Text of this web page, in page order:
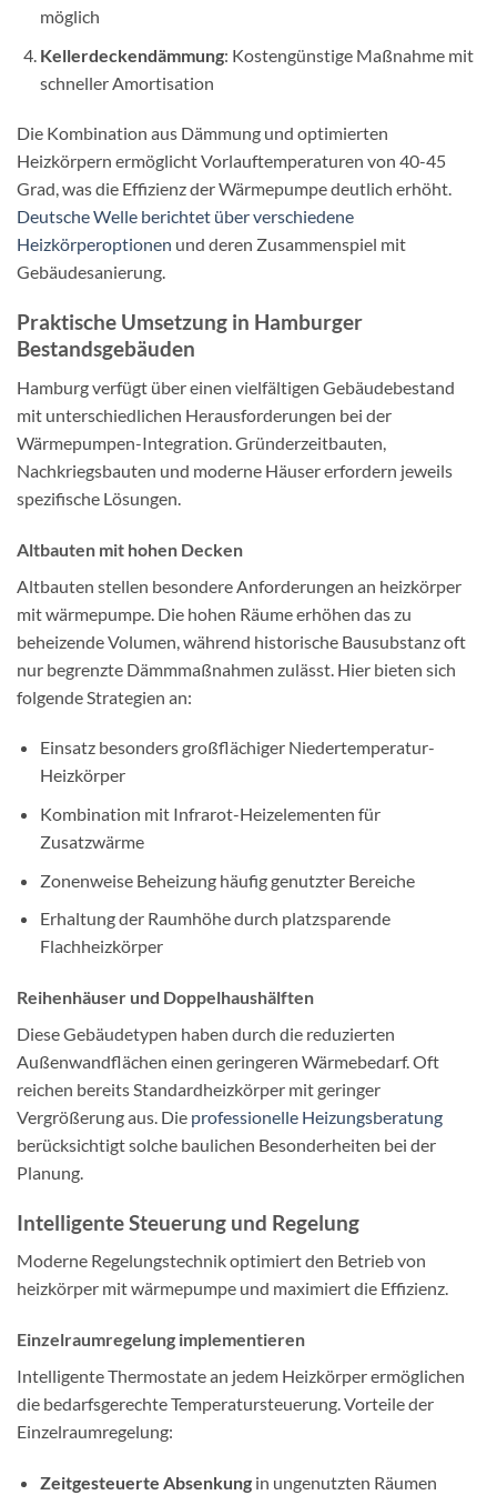
möglich
Kellerdeckendämmung: Kostengünstige Maßnahme mit
schneller Amortisation
Die Kombination aus Dämmung und optimierten
Heizkörpern ermöglicht Vorlauftemperaturen von 40-45
Grad, was die Effizienz der Wärmepumpe deutlich erhöht.
Deutsche Welle berichtet über verschiedene
Heizkörperoptionen und deren Zusammenspiel mit
Gebäudesanierung.
Praktische Umsetzung in Hamburger
Bestandsgebäuden
Hamburg verfügt über einen vielfältigen Gebäudebestand
mit unterschiedlichen Herausforderungen bei der
Wärmepumpen-Integration. Gründerzeitbauten,
Nachkriegsbauten und moderne Häuser erfordern jeweils
spezifische Lösungen.
Altbauten mit hohen Decken
Altbauten stellen besondere Anforderungen an heizkörper
mit wärmepumpe. Die hohen Räume erhöhen das zu
beheizende Volumen, während historische Bausubstanz oft
nur begrenzte Dämmmaßnahmen zulässt. Hier bieten sich
folgende Strategien an:
Einsatz besonders großflächiger Niedertemperatur-
Heizkörper
Kombination mit Infrarot-Heizelementen für
Zusatzwärme
Zonenweise Beheizung häufig genutzter Bereiche
Erhaltung der Raumhöhe durch platzsparende
Flachheizkörper
Reihenhäuser und Doppelhaushälften
Diese Gebäudetypen haben durch die reduzierten
Außenwandflächen einen geringeren Wärmebedarf. Oft
reichen bereits Standardheizkörper mit geringer
Vergrößerung aus. Die professionelle Heizungsberatung
berücksichtigt solche baulichen Besonderheiten bei der
Planung.
Intelligente Steuerung und Regelung
Moderne Regelungstechnik optimiert den Betrieb von
heizkörper mit wärmepumpe und maximiert die Effizienz.
Einzelraumregelung implementieren
Intelligente Thermostate an jedem Heizkörper ermöglichen
die bedarfsgerechte Temperatursteuerung. Vorteile der
Einzelraumregelung:
Zeitgesteuerte Absenkungin ungenutzten Räumen